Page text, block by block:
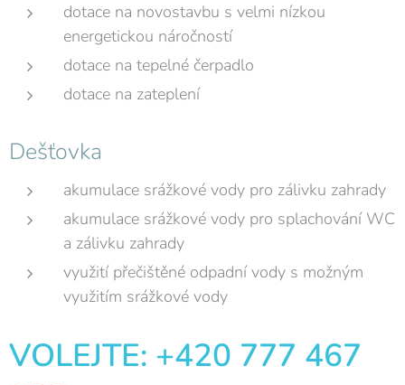
dotace na novostavbu s velmi nízkou
energetickou náročností
dotace na tepelné čerpadlo
dotace na zateplení
Dešťovka
akumulace srážkové vody pro zálivku zahrady
akumulace srážkové vody pro splachování WC
a zálivku zahrady
využití přečištěné odpadní vody s možným
využitím srážkové vody
VOLEJTE: +420 777 467